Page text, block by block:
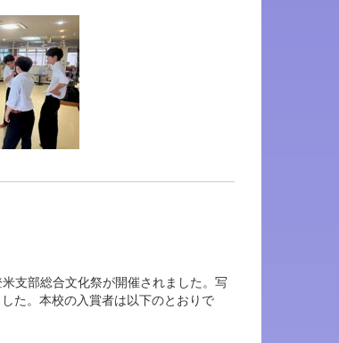
支部総合文化祭が開催されました。写
た。本校の入賞者は以下のとおりで